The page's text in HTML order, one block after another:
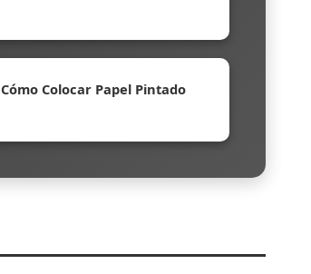
Cómo Colocar Papel Pintado